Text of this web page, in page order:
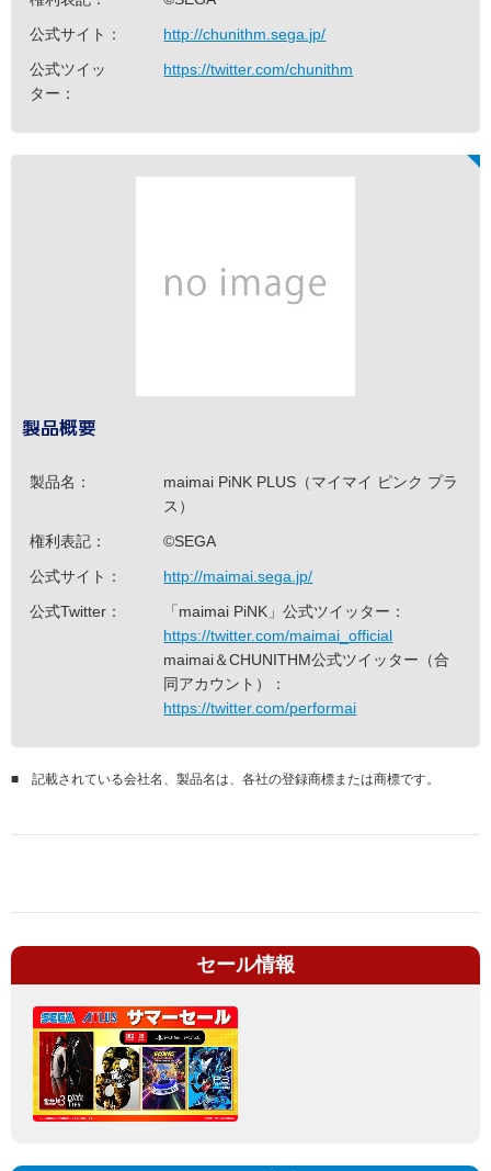
公式サイト：
http://chunithm.sega.jp/
公式ツイッ
ター：
https://twitter.com/chunithm
製品概要
製品名：
maimai PiNK PLUS（マイマイ ピンク プラ
ス）
権利表記：
©SEGA
公式サイト：
http://maimai.sega.jp/
公式Twitter：
「maimai PiNK」公式ツイッター：
https://twitter.com/maimai_official
maimai＆CHUNITHM公式ツイッター（合
同アカウント）：
https://twitter.com/performai
■ 記載されている会社名、製品名は、各社の登録商標または商標です。
セール情報